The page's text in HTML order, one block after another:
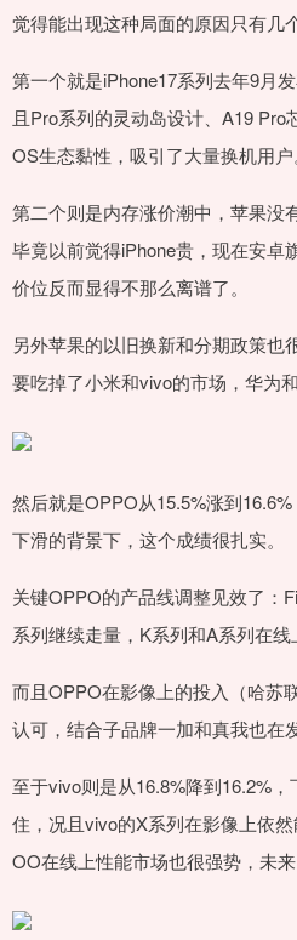
觉得能出现这种局面的原因只有几个
第一个就是iPhone17系列去年9月
且Pro系列的灵动岛设计、A19
OS生态黏性，吸引了大量换机用户
第二个则是内存涨价潮中，苹果没
毕竟以前觉得iPhone贵，现在安卓
价位反而显得不那么离谱了。
另外苹果的以旧换新和分期政策也
要吃掉了小米和vivo的市场，华为
然后就是OPPO从15.5%涨到
下滑的背景下，这个成绩很扎实。
关键OPPO的产品线调整见效了：
系列继续走量，K系列和A系列在线
而且OPPO在影像上的投入（哈苏
认可，结合子品牌一加和真我也在
至于vivo则是从16.8%降到16.2%
住，况且vivo的X系列在影像上依
OO在线上性能市场也很强势，未